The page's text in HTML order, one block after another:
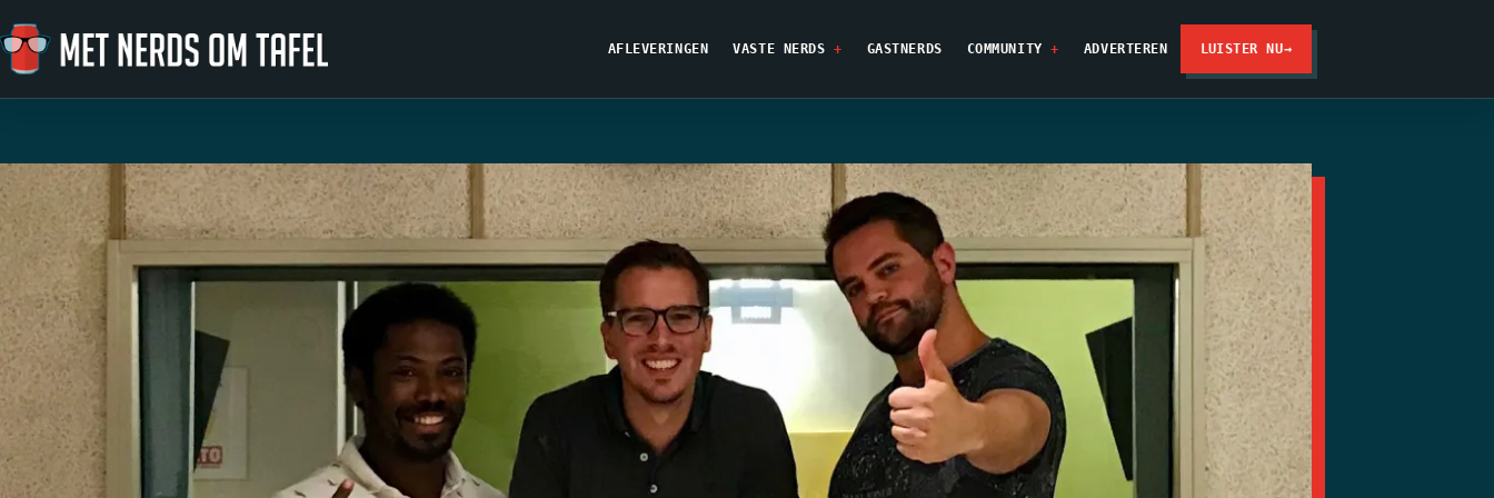
Ga naar de inhoud
AFLEVERINGEN VASTE NERDS GASTNERDS COMMUNITY ADVERTEREN LUISTER NU→